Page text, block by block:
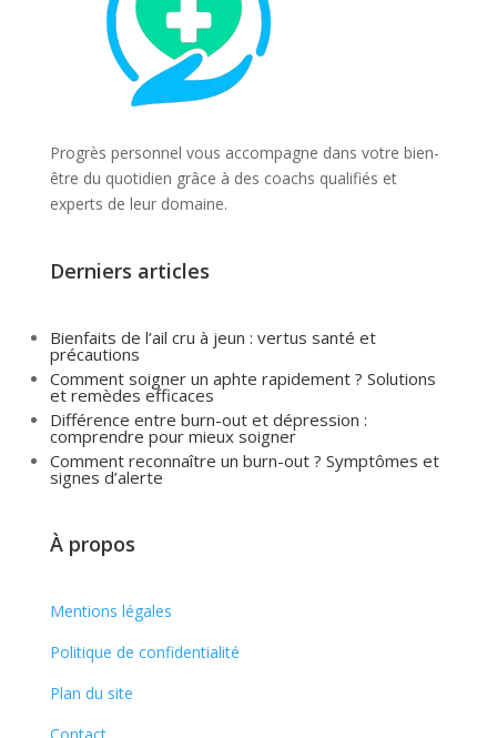
Progrès personnel vous accompagne dans votre bien-
être du quotidien grâce à des coachs qualifiés et
experts de leur domaine.
Derniers articles
Bienfaits de l’ail cru à jeun : vertus santé et
précautions
Comment soigner un aphte rapidement ? Solutions
et remèdes efficaces
Différence entre burn-out et dépression :
comprendre pour mieux soigner
Comment reconnaître un burn-out ? Symptômes et
signes d’alerte
À propos
Mentions légales
Politique de confidentialité
Plan du site